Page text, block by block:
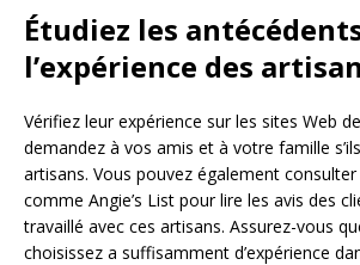
Étudiez les
l’expérience des
Vérifiez leur expérience sur les sites Web
demandez à vos amis et à votre famille
artisans. Vous pouvez également
comme Angie’s List pour lire les avis des
travaillé avec ces artisans. Assurez-vous
choisissez a suffisamment d’expérience